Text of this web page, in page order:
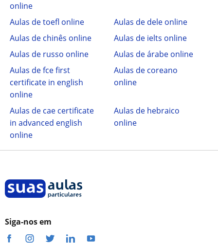
online
Aulas de toefl online
Aulas de dele online
Aulas de chinês online
Aulas de ielts online
Aulas de russo online
Aulas de árabe online
Aulas de fce first
certificate in english
online
Aulas de coreano
online
Aulas de cae certificate
in advanced english
online
Aulas de hebraico
online
Siga-nos em